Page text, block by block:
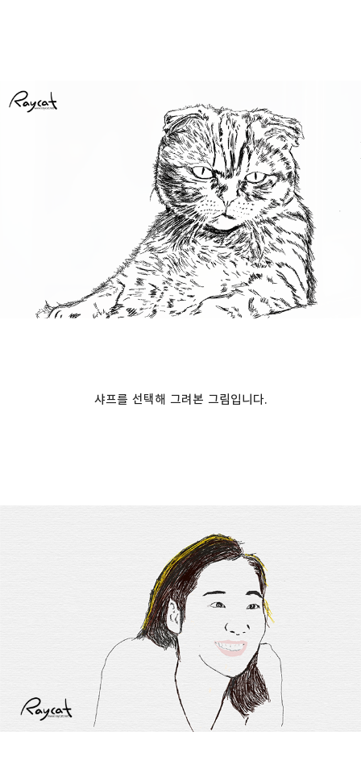
샤프를 선택해 그려본 그림입니다.